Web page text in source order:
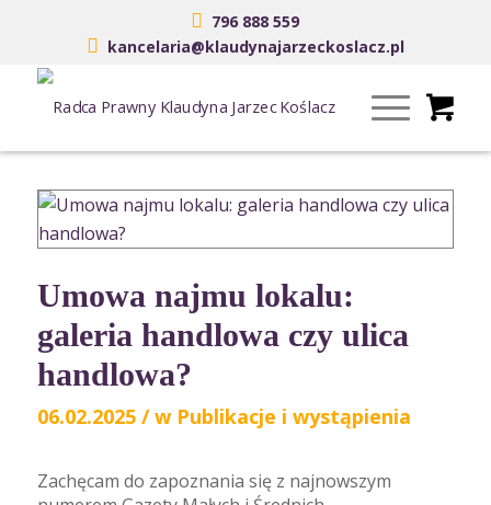
796 888 559
kancelaria@klaudynajarzeckoslacz.pl
Umowa najmu lokalu:
galeria handlowa czy ulica
handlowa?
06.02.2025 / w Publikacje i wystąpienia
Zachęcam do zapoznania się z najnowszym